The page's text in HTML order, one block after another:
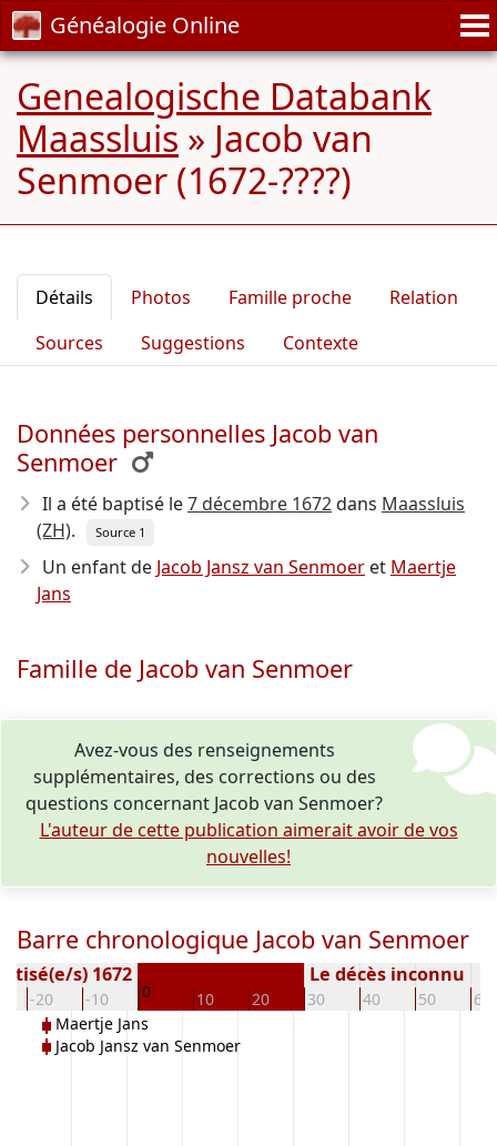
Généalogie Online
Genealogische Databank
Maassluis » Jacob van
Senmoer (1672-????)
Détails Photos Famille proche
Relation
Sources
Suggestions Contexte
Données personnelles Jacob van
Senmoer
Il a été baptisé le7 décembre 1672dans Maassluis
(ZH). Source 1
Un enfant de Jacob Jansz van Senmoer et Maertje
Jans
Famille de Jacob van Senmoer
Avez-vous des renseignements
supplémentaires, des corrections ou des
questions concernant Jacob van Senmoer?
L'auteur de cette publication aimerait avoir de vos
nouvelles!
Barre chronologique Jacob van Senmoer
-20 -10 0 10 20 30 40 50 60
s) 1672 Le décès inconnu
Maertje Jans
Jacob Jansz van Senmoer